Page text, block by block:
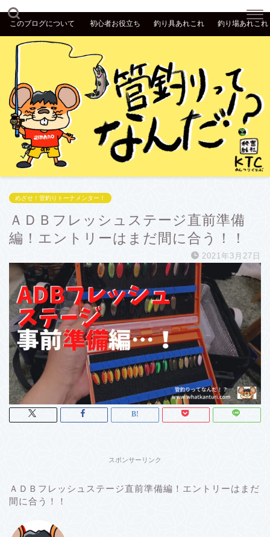
このブログについて 初心者お役立ち 釣り具あれこれ 釣り場あれこれ
めざせ！管釣りトーナメンター！
ＡＤＢフレッシュステージ直前準備
編！エントリーはまだ間に合う！！
2021年3月27日
スポンサーリンク
ＡＤＢフレッシュステージ直前準備編！エントリーはまだ
間に合う！！